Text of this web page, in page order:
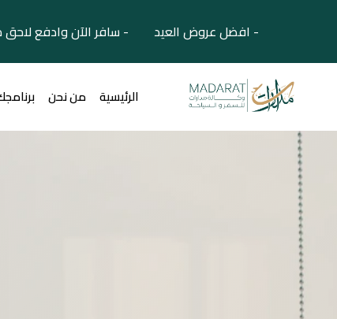
- افضل عروض العيد - سافر الآن وادفع لاحق
الرئيسية من نحن